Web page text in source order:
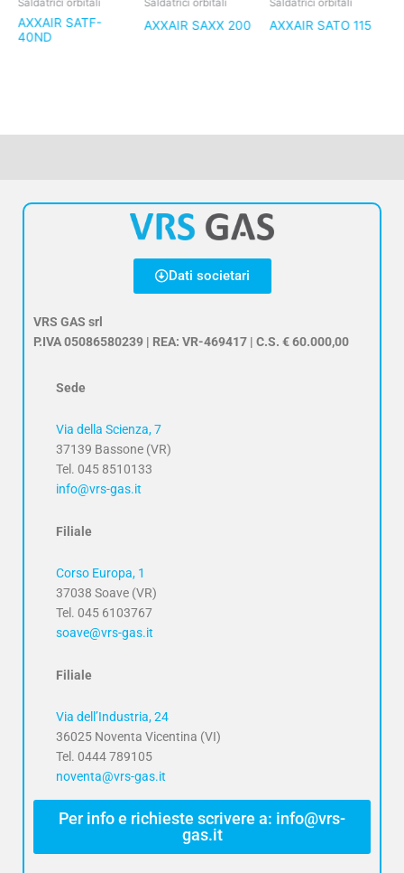
Saldatrici orbitali
AXXAIR SATF-
40ND
Saldatrici orbitali
AXXAIR SAXX 200
Saldatrici orbitali
AXXAIR SATO 115
Dati societari
VRS GAS srl
P.IVA 05086580239 | REA: VR-469417 | C.S. € 60.000,00
Sede
Via della Scienza, 7
37139 Bassone (VR)
Tel. 045 8510133
info@vrs-gas.it
Filiale
Corso Europa, 1
37038 Soave (VR)
Tel. 045 6103767
soave@vrs-gas.it
Filiale
Via dell’Industria, 24
36025 Noventa Vicentina (VI)
Tel. 0444 789105
noventa@vrs-gas.it
Per info e richieste scrivere a: info@vrs-
gas.it